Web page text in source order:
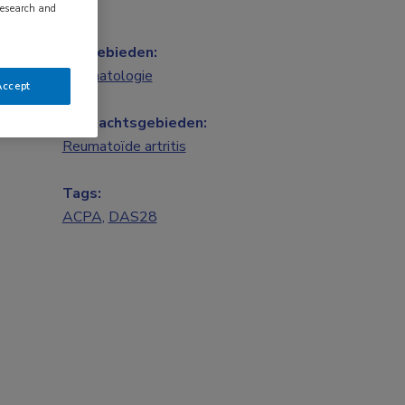
Vakgebieden:
Reumatologie
Aandachtsgebieden:
Reumatoïde artritis
Tags:
ACPA, DAS28
and